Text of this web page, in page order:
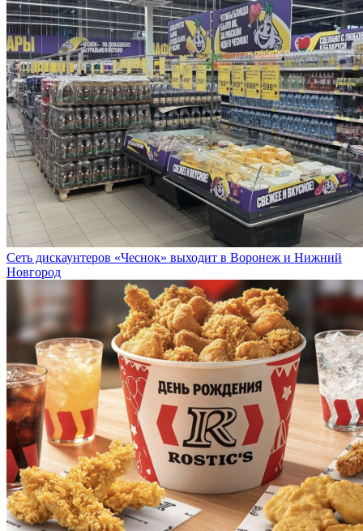
Сеть дискаунтеров «Чеснок» выходит в Воронеж и Нижний
Новгород